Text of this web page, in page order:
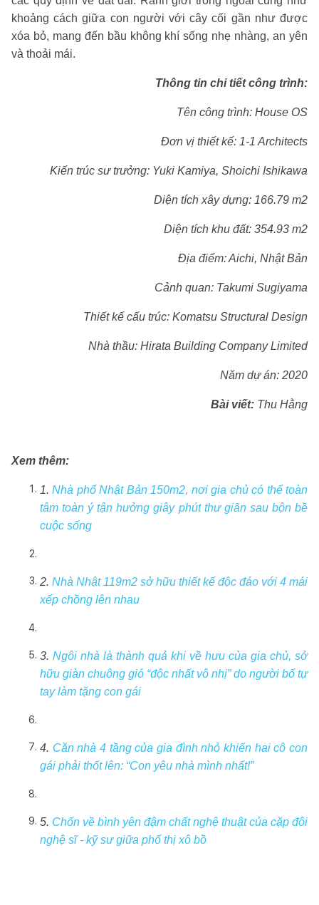
khoảng cách giữa con người với cây cối gần như được
xóa bỏ, mang đến bầu không khí sống nhẹ nhàng, an yên
và thoải mái.
Thông tin chi tiết công trình:
Tên công trình: House OS
Đơn vị thiết kế: 1-1 Architects
Kiến trúc sư trưởng: Yuki Kamiya, Shoichi Ishikawa
Diện tích xây dựng: 166.79 m2
Diện tích khu đất: 354.93 m2
Địa điểm: Aichi, Nhật Bản
Cảnh quan: Takumi Sugiyama
Thiết kế cấu trúc: Komatsu Structural Design
Nhà thầu: Hirata Building Company Limited
Năm dự án: 2020
Bài viết: Thu Hằng
Xem thêm:
1.Nhà phố Nhật Bản 150m2, nơi gia chủ có thể toàn
tâm toàn ý tận hưởng giây phút thư giãn sau bộn bề
cuộc sống
2. Nhà Nhật 119m2 sở hữu thiết kế độc đáo với 4 mái
xếp chồng lên nhau
3. Ngôi nhà là thành quả khi về hưu của gia chủ, sở
hữu giàn chuông gió “độc nhất vô nhị” do người bố tự
tay làm tặng con gái
4. Căn nhà 4 tầng của gia đình nhỏ khiến hai cô con
gái phải thốt lên: “Con yêu nhà mình nhất!”
5. Chốn về bình yên đậm chất nghệ thuật của cặp đôi
nghệ sĩ - kỹ sư giữa phố thị xô bồ